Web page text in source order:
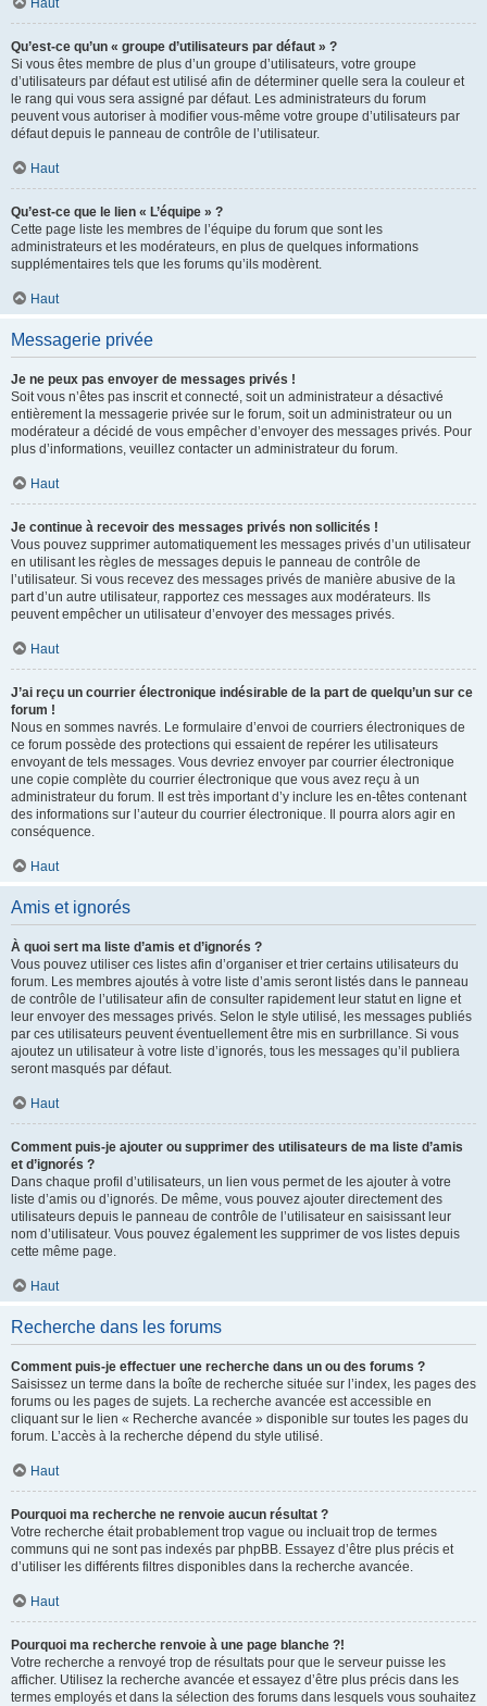
Haut
Qu’est-ce qu’un « groupe d’utilisateurs par défaut » ?
Si vous êtes membre de plus d’un groupe d’utilisateurs, votre groupe
d’utilisateurs par défaut est utilisé afin de déterminer quelle sera la couleur et
le rang qui vous sera assigné par défaut. Les administrateurs du forum
peuvent vous autoriser à modifier vous-même votre groupe d’utilisateurs par
défaut depuis le panneau de contrôle de l’utilisateur.
Haut
Qu’est-ce que le lien « L’équipe » ?
Cette page liste les membres de l’équipe du forum que sont les
administrateurs et les modérateurs, en plus de quelques informations
supplémentaires tels que les forums qu’ils modèrent.
Haut
Messagerie privée
Je ne peux pas envoyer de messages privés !
Soit vous n’êtes pas inscrit et connecté, soit un administrateur a désactivé
entièrement la messagerie privée sur le forum, soit un administrateur ou un
modérateur a décidé de vous empêcher d’envoyer des messages privés. Pour
plus d’informations, veuillez contacter un administrateur du forum.
Haut
Je continue à recevoir des messages privés non sollicités !
Vous pouvez supprimer automatiquement les messages privés d’un utilisateur
en utilisant les règles de messages depuis le panneau de contrôle de
l’utilisateur. Si vous recevez des messages privés de manière abusive de la
part d’un autre utilisateur, rapportez ces messages aux modérateurs. Ils
peuvent empêcher un utilisateur d’envoyer des messages privés.
Haut
J’ai reçu un courrier électronique indésirable de la part de quelqu’un sur ce
forum !
Nous en sommes navrés. Le formulaire d’envoi de courriers électroniques de
ce forum possède des protections qui essaient de repérer les utilisateurs
envoyant de tels messages. Vous devriez envoyer par courrier électronique
une copie complète du courrier électronique que vous avez reçu à un
administrateur du forum. Il est très important d’y inclure les en-têtes contenant
des informations sur l’auteur du courrier électronique. Il pourra alors agir en
conséquence.
Haut
Amis et ignorés
À quoi sert ma liste d’amis et d’ignorés ?
Vous pouvez utiliser ces listes afin d’organiser et trier certains utilisateurs du
forum. Les membres ajoutés à votre liste d’amis seront listés dans le panneau
de contrôle de l’utilisateur afin de consulter rapidement leur statut en ligne et
leur envoyer des messages privés. Selon le style utilisé, les messages publiés
par ces utilisateurs peuvent éventuellement être mis en surbrillance. Si vous
ajoutez un utilisateur à votre liste d’ignorés, tous les messages qu’il publiera
seront masqués par défaut.
Haut
Comment puis-je ajouter ou supprimer des utilisateurs de ma liste d’amis
et d’ignorés ?
Dans chaque profil d’utilisateurs, un lien vous permet de les ajouter à votre
liste d’amis ou d’ignorés. De même, vous pouvez ajouter directement des
utilisateurs depuis le panneau de contrôle de l’utilisateur en saisissant leur
nom d’utilisateur. Vous pouvez également les supprimer de vos listes depuis
cette même page.
Haut
Recherche dans les forums
Comment puis-je effectuer une recherche dans un ou des forums ?
Saisissez un terme dans la boîte de recherche située sur l’index, les pages des
forums ou les pages de sujets. La recherche avancée est accessible en
cliquant sur le lien « Recherche avancée » disponible sur toutes les pages du
forum. L’accès à la recherche dépend du style utilisé.
Haut
Pourquoi ma recherche ne renvoie aucun résultat ?
Votre recherche était probablement trop vague ou incluait trop de termes
communs qui ne sont pas indexés par phpBB. Essayez d’être plus précis et
d’utiliser les différents filtres disponibles dans la recherche avancée.
Haut
Pourquoi ma recherche renvoie à une page blanche ?!
Votre recherche a renvoyé trop de résultats pour que le serveur puisse les
afficher. Utilisez la recherche avancée et essayez d’être plus précis dans les
termes employés et dans la sélection des forums dans lesquels vous souhaitez